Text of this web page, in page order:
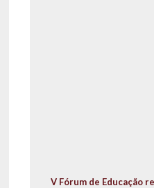
V Fórum de Educação